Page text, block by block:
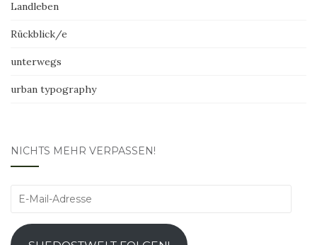
Landleben
Rückblick/e
unterwegs
urban typography
NICHTS MEHR VERPASSEN!
E-
Adresse